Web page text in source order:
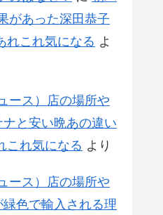
があった深田恭子
れこれ気になる よ
ース）店の場所や
ナと安い晩あの違い
これ気になる より
ース）店の場所や
色で輸入される理